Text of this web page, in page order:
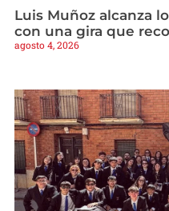
Luis Muñoz alcanza
con una gira que
agosto 4, 2026